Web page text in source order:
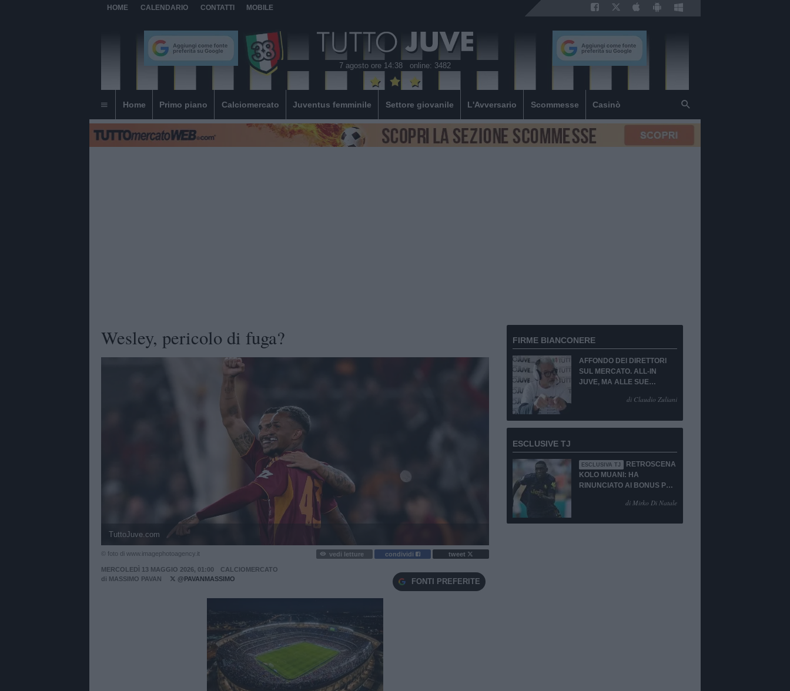
HOME CALENDARIO CONTATTI MOBILE
7 agosto ore 14:38 online: 3482
Home Primo piano Calciomercato Juventus femminile Settore giovanile L'Avversario Scommesse Casinò
Wesley, pericolo di fuga?
TuttoJuve.com
© foto di www.imagephotoagency.it vedi letture condividi tweet
MERCOLEDÌ 13 MAGGIO 2026, 01:00
CALCIOMERCATO
di MASSIMO PAVAN @PAVANMASSIMO FONTI PREFERITE
Unmute
FIRME BIANCONERE
AFFONDO DEI DIRETTORI
SUL MERCATO. ALL-IN
JUVE, MA ALLE SUE
di Claudio Zuliani
ESCLUSIVE TJ
ESCLUSIVA TJ
RETROSCENA
KOLO MUANI: HA
RINUNCIATO AI BONUS PUR
di Mirko Di Natale